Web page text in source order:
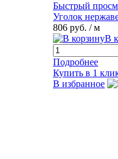
Быстрый
Уголок
806 руб. / м
В
Подробнее
Купить в 1
В избранное